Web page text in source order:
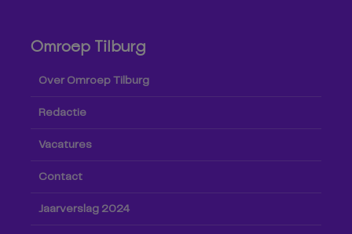
Omroep Tilburg
Over Omroep Tilburg
Redactie
Vacatures
Contact
Jaarverslag 2024